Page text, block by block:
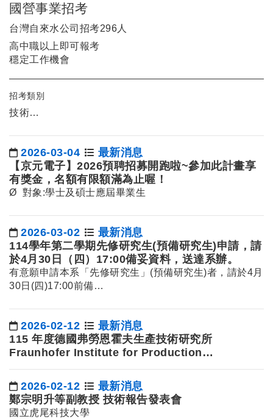
國營事業招考
台灣自來水公司招考296人
高中職以上即可報考
穩定工作機會
招考類別
技術…
日期：
2026-03-04
最新消息
【京元電子】2026預聘招募開跑啦~參加此計畫享
有獎金，名額有限額滿為止喔！
Ø 對象:學士及碩士應屆畢業生
日期：
2026-03-02
最新消息
114學年第二學期先修研究生(預備研究生)申請，請
於4月30日（四）17:00備妥資料，送達系辦。
有意願申請本系「先修研究生」(預備研究生)者，請於4月
30日(四)17:00前備…
日期：
2026-02-12
最新消息
115 年度德國弗勞恩霍夫生產技術研究所
Fraunhofer Institute for Production
日期：
2026-02-12
最新消息
鄭宗明升等副教授 技術報告發表會
國立虎尾科技大學